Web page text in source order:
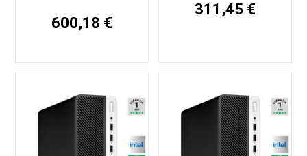
600,18 €
311,45 €